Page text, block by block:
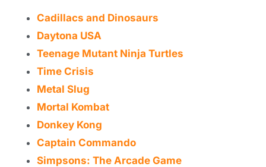
Cadillacs and Dinosaurs
Daytona USA
Teenage Mutant Ninja Turtles
Time Crisis
Metal Slug
Mortal Kombat
Donkey Kong
Captain Commando
Simpsons: The Arcade Game